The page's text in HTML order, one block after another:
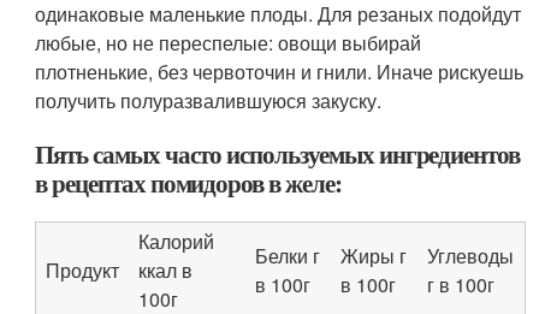
одинаковые маленькие плоды. Для резаных подойдут
любые, но не переспелые: овощи выбирай
плотненькие, без червоточин и гнили. Иначе рискуешь
получить полуразвалившуюся закуску.
Пять самых часто используемых ингредиентов
в рецептах помидоров в желе:
Продукт
Калорий
ккал в
100г
Белки г
в 100г
Жиры г
в 100г
Углеводы
г в 100г